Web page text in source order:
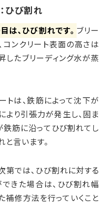
ひび割れ
は、ひび割れです。 ブリー
コンクリート表面の高さは
したブリーディング水が蒸
トは、鉄筋によって沈下が
より引張力が発生し、固ま
鉄筋に沿ってひび割れてし
と言います。
では、ひび割れに対する
きた場合は、ひび割れ幅
修方法を行っていくこと